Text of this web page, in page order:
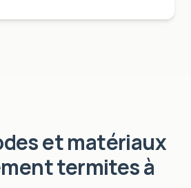
et matériaux
termitesà